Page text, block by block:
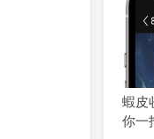
蝦皮
你一